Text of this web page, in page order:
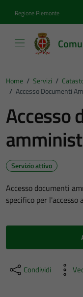
Regione Piemonte
Home / Servizi /
/ Accesso Documenti
Accesso
Servizio attivo
Accesso documenti
specifico per
Condividi